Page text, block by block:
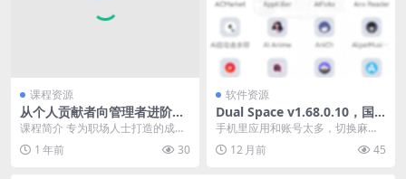
课程资源
从个人贡献者向管理者进阶视
频课
课程简介 专为职场人士打造的成长
指南，涵盖从高绩效个人贡献者到
优秀管理者的全方位...
1 年前 30
软件资源
Dual Space v1.68.0.10，国
外大佬开发的无限多开App
手机里应用和账号太多，切换麻烦
还容易混乱？工作、生活账号混在
一起，想分开管理却没...
12 月前 45